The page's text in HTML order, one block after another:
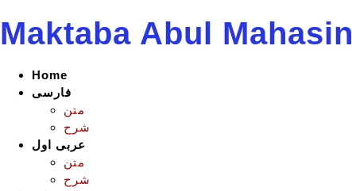
Maktaba Abul Mahasin
Home
فارسی
متن
شرح
عربی اول
متن
شرح